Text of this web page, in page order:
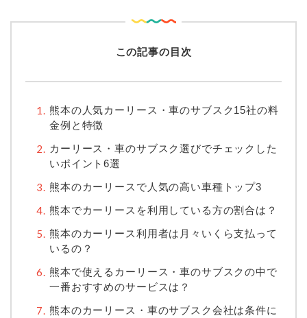
この記事の目次
熊本の人気カーリース・車のサブスク15社の料
金例と特徴
カーリース・車のサブスク選びでチェックした
いポイント6選
熊本のカーリースで人気の高い車種トップ3
熊本でカーリースを利用している方の割合は？
熊本のカーリース利用者は月々いくら支払って
いるの？
熊本で使えるカーリース・車のサブスクの中で
一番おすすめのサービスは？
熊本のカーリース・車のサブスク会社は条件に